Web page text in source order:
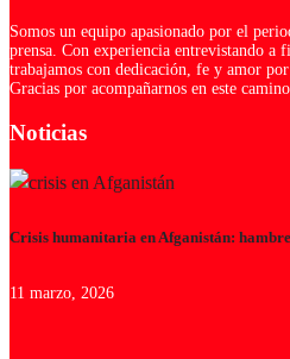
Somos un equipo apasionado por el
prensa. Con experiencia entrevistando a
trabajamos con dedicación, fe y amor
Gracias por acompañarnos en este camino.
Noticias
Crisis humanitaria en Afganistán:
11 marzo, 2026